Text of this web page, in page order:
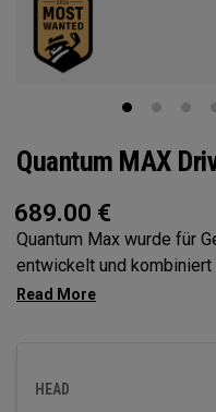
Quantum MAX
689.00 €
Quantum Max wurde für
entwickelt und
optimierten Schlagfläche
HEAD